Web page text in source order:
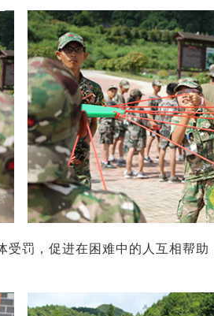
罚，促进在困难中的人互相帮